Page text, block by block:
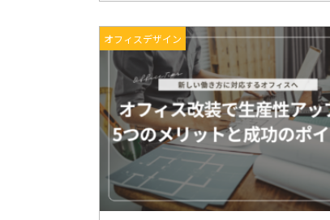
オフィスデザイン